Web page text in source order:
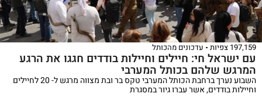
197,159 צפיות עדכונים מהכותל
עם ישראל חי: חיילים וחיילות בודדים חגגו את הרגע
המרגש שלהם בכותל המערבי
השבוע נערך ברחבת הכותל המערבי טקס בר ובת מצווה מרגש ל- 20 לחיילים
וחיילות בודדים, אשר עברו גיור במסגרת